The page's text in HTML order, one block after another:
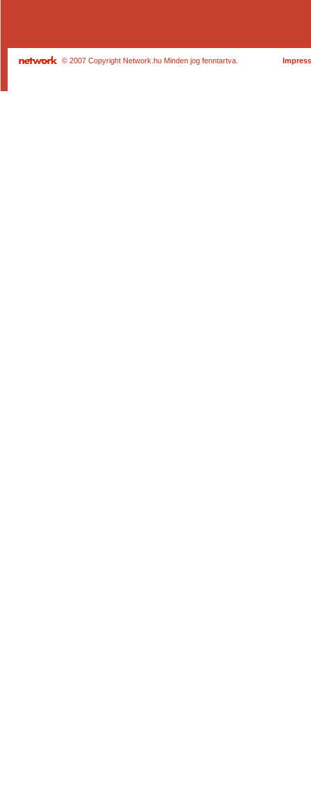
© 2007 Copyright Network.hu Minden jog fenntartva.